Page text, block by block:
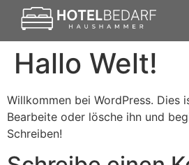
Hallo Welt!
Willkommen bei WordPress. Dies
Bearbeite oder lösche ihn und
Schreiben!